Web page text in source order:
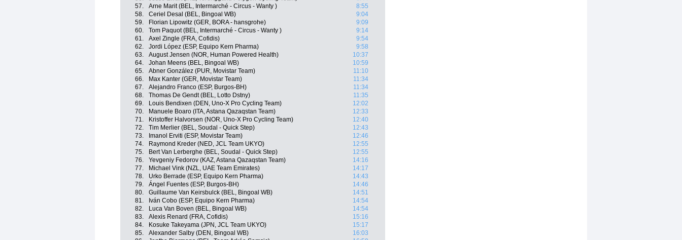
57.
Arne Marit (BEL, Intermarché - Circus - Wanty )
8:55
58.
Ceriel Desal (BEL, Bingoal WB)
9:04
59.
Florian Lipowitz (GER, BORA - hansgrohe)
9:09
60.
Tom Paquot (BEL, Intermarché - Circus - Wanty )
9:14
61.
Axel Zingle (FRA, Cofidis)
9:54
62.
Jordi López (ESP, Equipo Kern Pharma)
9:58
63.
August Jensen (NOR, Human Powered Health)
10:37
64.
Johan Meens (BEL, Bingoal WB)
10:59
65.
Abner González (PUR, Movistar Team)
11:10
66.
Max Kanter (GER, Movistar Team)
11:34
67.
Alejandro Franco (ESP, Burgos-BH)
11:34
68.
Thomas De Gendt (BEL, Lotto Dstny)
11:35
69.
Louis Bendixen (DEN, Uno-X Pro Cycling Team)
12:02
70.
Manuele Boaro (ITA, Astana Qazaqstan Team)
12:33
71.
Kristoffer Halvorsen (NOR, Uno-X Pro Cycling Team)
12:40
72.
Tim Merlier (BEL, Soudal - Quick Step)
12:43
73.
Imanol Erviti (ESP, Movistar Team)
12:46
74.
Raymond Kreder (NED, JCL Team UKYO)
12:55
75.
Bert Van Lerberghe (BEL, Soudal - Quick Step)
12:55
76.
Yevgeniy Fedorov (KAZ, Astana Qazaqstan Team)
14:16
77.
Michael Vink (NZL, UAE Team Emirates)
14:17
78.
Urko Berrade (ESP, Equipo Kern Pharma)
14:43
79.
Ángel Fuentes (ESP, Burgos-BH)
14:46
80.
Guillaume Van Keirsbulck (BEL, Bingoal WB)
14:51
81.
Iván Cobo (ESP, Equipo Kern Pharma)
14:54
82.
Luca Van Boven (BEL, Bingoal WB)
14:54
83.
Alexis Renard (FRA, Cofidis)
15:16
84.
Kosuke Takeyama (JPN, JCL Team UKYO)
15:17
85.
Alexander Salby (DEN, Bingoal WB)
16:03